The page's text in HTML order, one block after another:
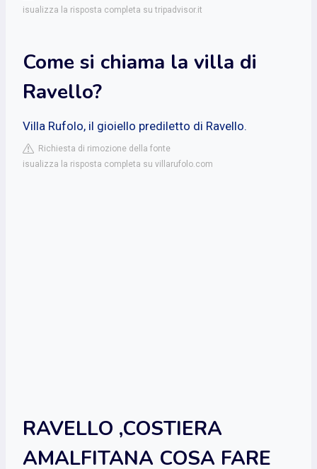
isualizza la risposta completa su tripadvisor.it
Come si chiama la villa di
Ravello?
Villa Rufolo, il gioiello prediletto di Ravello.
Richiesta di rimozione della fonte
isualizza la risposta completa su villarufolo.com
RAVELLO ,COSTIERA
AMALFITANA COSA FARE